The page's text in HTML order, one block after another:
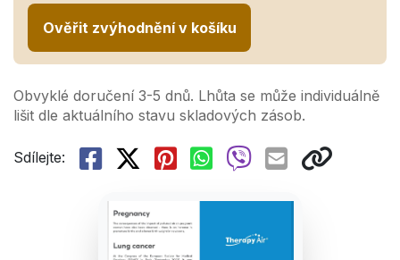
Ověřit zvýhodnění v košíku
Obvyklé doručení 3-5 dnů. Lhůta se může individuálně
lišit dle aktuálního stavu skladových zásob.
Sdílejte: